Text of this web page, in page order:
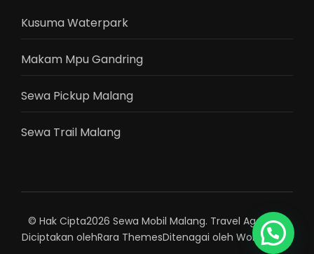
Kusuma Waterpark
Makam Mpu Gandring
Sewa Pickup Malang
Sewa Trail Malang
© Hak Cipta2026 Sewa Mobil Malang. Travel Agency |
Diciptakan olehRara ThemesDitenagai oleh WordPress